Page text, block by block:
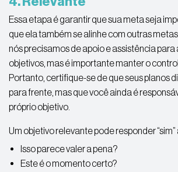
Essa etapa é garantir que sua meta seja
que ela também se alinhe com outras
nós precisamos de apoio e assistência
objetivos, mas é importante manter o
Portanto, certifique-se de que seus planos
para frente, mas que você ainda é
próprio objetivo.
Um objetivo relevante pode responder
Isso parece valer a pena?
Este é o momento certo?